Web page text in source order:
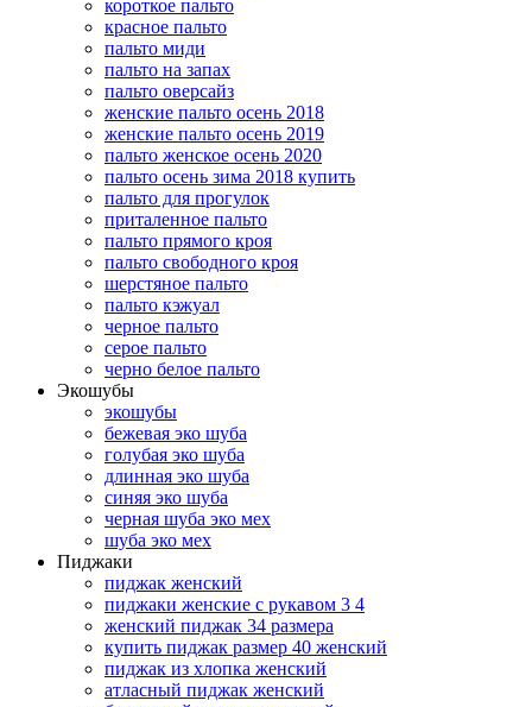
короткое пальто
красное пальто
пальто миди
пальто на запах
пальто оверсайз
женские пальто осень 2018
женские пальто осень 2019
пальто женское осень 2020
пальто осень зима 2018 купить
пальто для прогулок
приталенное пальто
пальто прямого кроя
пальто свободного кроя
шерстяное пальто
пальто кэжуал
черное пальто
серое пальто
черно белое пальто
Экошубы
экошубы
бежевая эко шуба
голубая эко шуба
длинная эко шуба
синяя эко шуба
черная шуба эко мех
шуба эко мех
Пиджаки
пиджак женский
пиджаки женские с рукавом 3 4
женский пиджак 34 размера
купить пиджак размер 40 женский
пиджак из хлопка женский
атласный пиджак женский